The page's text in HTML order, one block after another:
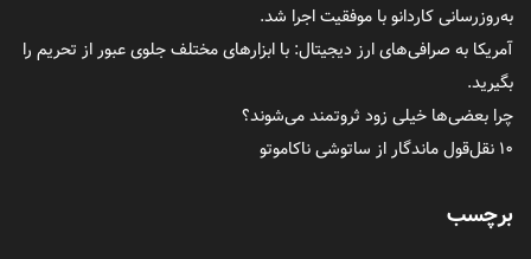
به‌روزرسانی کاردانو با موفقیت اجرا شد.
آمریکا به صرافی‌های ارز دیجیتال: با ابزارهای مختلف جلوی عبور از تحریم را
بگیرید.
چرا بعضی‌ها خیلی زود ثروتمند می‌شوند؟
۱۰ نقل‌قول ماندگار از ساتوشی ناکاموتو
برچسب